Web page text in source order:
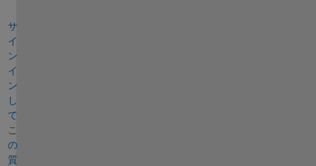
サ
イ
ン
イ
ン
し
て
こ
の
質